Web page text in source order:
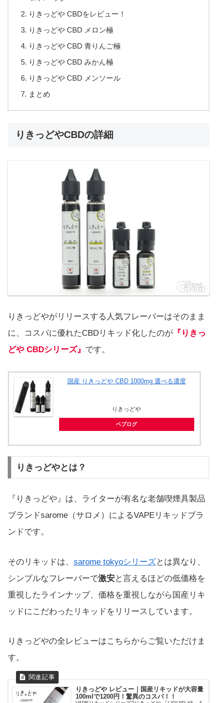
りきっどや CBDをレビュー！
りきっどや CBD メロン極
りきっどや CBD 青りんご極
りきっどや CBD みかん極
りきっどや CBD メンソール
まとめ
りきっどやCBDの詳細
りきっどやがリリースする人気フレーバーはそのまま
に、コスパに優れたCBDリキッド化したのが 『りきっ
どや CBDシリーズ』 です。
国産 りきっどや CBD 1000mg 選べる濃度
りきっどや
ベプログ
りきっどやとは？
『りきっどや』は、ライターが有名な老舗喫煙具製品
ブランドsarome（サロメ）によるVAPEリキッドブラ
ンドです。
そのリキッドは、 sarome tokyoシリーズとは異なり、
シンプルなフレーバーで激安と言えるほどの低価格を
重視したラインナップ、価格を重視しながら国産リキ
ッドにこだわったリキッドをリリースしています。
りきっどやの全レビューはこちらからご覧いただけま
す。
りきっどや レビュー｜国産リキッドが大容量
100mlで1200円！驚異のコスパ！！